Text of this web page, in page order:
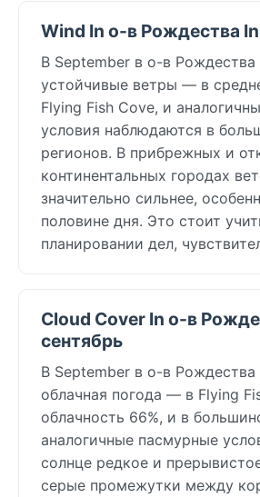
Wind In о-в Рождества
В September в о-в Рождества
устойчивые ветры — в
Flying Fish Cove, и
условия наблюдаются в
регионов. В прибрежных и
континентальных городах
значительно сильнее,
половине дня. Это стоит
планировании дел,
Cloud Cover In о-в
сентябрь
В September в о-в Рождества
облачная погода — в Flying
облачность 66%, и в
аналогичные пасмурные
солнце редкое и
серые промежутки между